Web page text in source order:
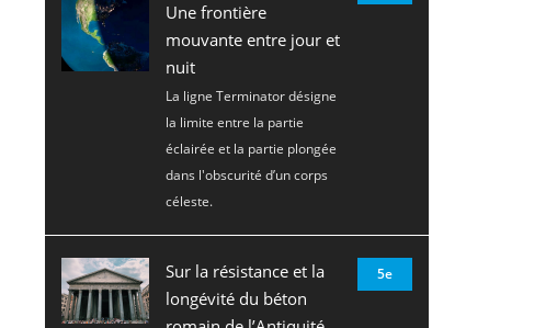
Une frontière
mouvante entre jour et
nuit
La ligne Terminator désigne
la limite entre la partie
éclairée et la partie plongée
dans l'obscurité d’un corps
céleste.
Sur la résistance et la
longévité du béton
5e